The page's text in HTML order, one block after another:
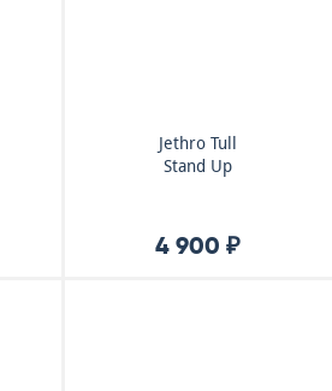
Jethro Tull
Stand Up
4 900 ₽